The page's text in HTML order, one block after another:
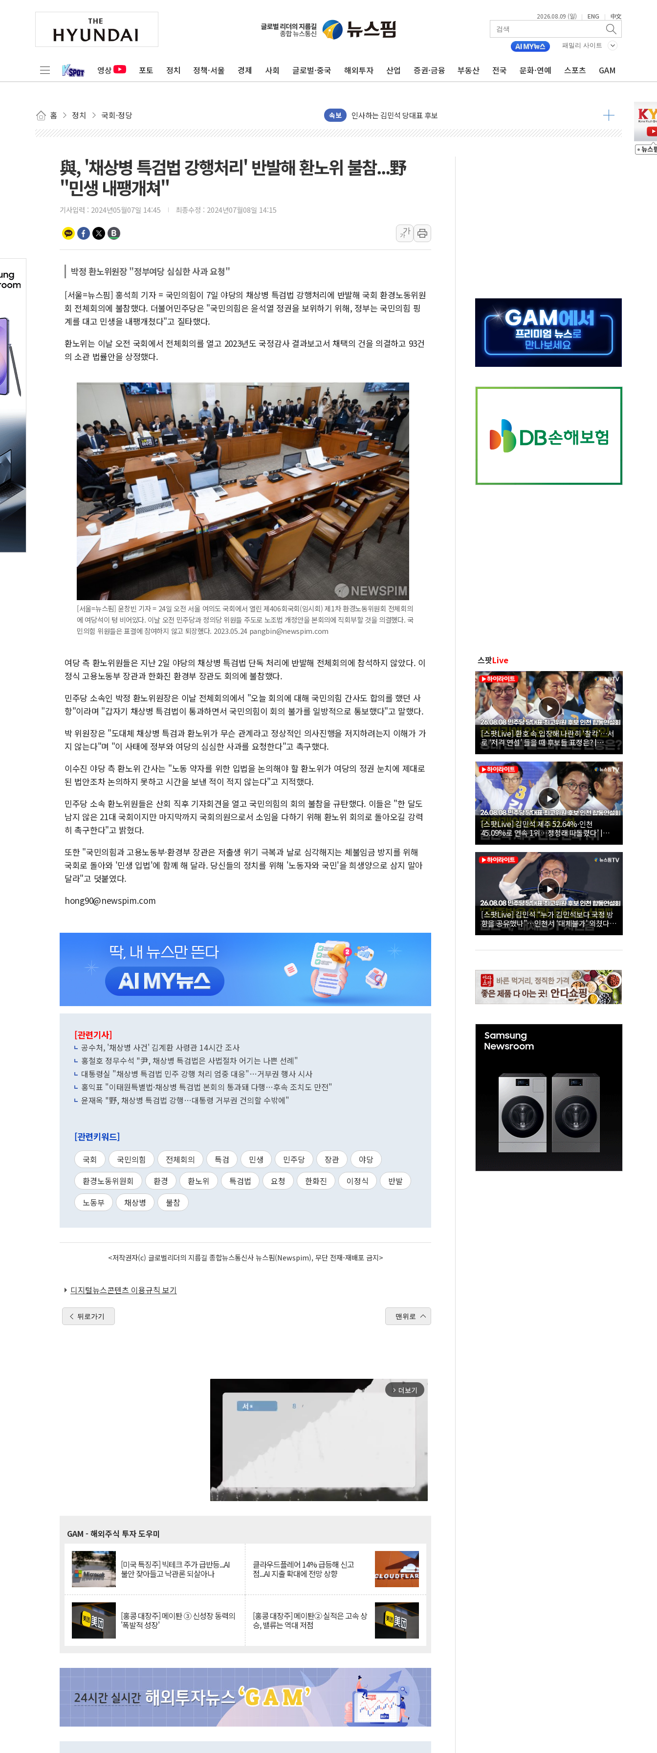
2026.08.09 (일) | ENG | 中文
패밀리 사이트
영상 포토 정치 정책·서울 경제 사회 글로벌·중국 해외투자 산업 증권·금융 부동산 전국 문화·연예 스포츠 GAM
홈 정치 국회·정당 속보
포항시 재난예산 40억 긴급 투입…고수온 양식장 복구·지원 '총력'
울진·영덕 '호우특보'-포항 '산사태 주의보'...경북도, 호우 피해·통제구간 없어
[종합] 김민석, 정청래에 '0.86%p' 차 재역전 성공...金 45.42% vs 鄭 44.56%
인천 합동연설회 나선 송영길·정청래·김민석 당대표 후보
인사하는 김민석 당대표 후보
[속보] 민주, 제주·인천 경선 결과 발표...김민석 47.75% 정청래 42.08%
[속보] 민주, 제주 경선 결과 발표...김민석 52.64% 정청래 39.89% 송영길 7.47%
이번주 국내 주요 금융일정(8.10~8.14)
서울 중랑구 주택가서 흉기 난동…60대 남성 2명 숨져
李대통령 "결혼 때문에 손해 보는 일 없게"…'결혼 페널티' 22개 과제 손본다
인천 선재도 갯벌서 해루질 중 실종 60대 나흘만에 숨진 채 발견
인천서 말다툼 중 어머니 흉기 살해 10대 아들 체포
'화합' 꺼낸 김민석에 '뻔뻔' 받아친 정청래…제주 연설서 신경전 고조
與, '채상병 특검법 강행처리' 반발해 환노위 불참...野
"민생 내팽개쳐"
기사입력 : 2024년05월07일 14:45 최종수정 : 2024년07월08일 14:15
가
가
박정 환노위원장 "정부여당 심심한 사과 요청"
[서울=뉴스핌] 홍석희 기자 = 국민의힘이 7일 야당의 채상병 특검법 강행처리에 반발해 국회 환경노동위원
회 전체회의에 불참했다. 더불어민주당은 "국민의힘은 윤석열 정권을 보위하기 위해, 정부는 국민의힘 핑
계를 대고 민생을 내팽개쳤다"고 질타했다.
환노위는 이날 오전 국회에서 전체회의를 열고 2023년도 국정감사 결과보고서 채택의 건을 의결하고 93건
의 소관 법률안을 상정했다.
[서울=뉴스핌] 윤창빈 기자 = 24일 오전 서울 여의도 국회에서 열린 제406회국회(임시회) 제1차 환경노동위원회 전체회의
에 여당석이 텅 비어있다. 이날 오전 민주당과 정의당 위원들 주도로 노조법 개정안을 본회의에 직회부할 것을 의결했다. 국
민의힘 위원들은 표결에 참여하지 않고 퇴장했다. 2023.05.24 pangbin@newspim.com
여당 측 환노위원들은 지난 2일 야당의 채상병 특검법 단독 처리에 반발해 전체회의에 참석하지 않았다. 이
정식 고용노동부 장관과 한화진 환경부 장관도 회의에 불참했다.
민주당 소속인 박정 환노위원장은 이날 전체회의에서 "오늘 회의에 대해 국민의힘 간사도 합의를 했던 사
항"이라며 "갑자기 채상병 특검법이 통과하면서 국민의힘이 회의 불가를 일방적으로 통보했다"고 말했다.
박 위원장은 "도대체 채상병 특검과 환노위가 무슨 관계라고 정상적인 의사진행을 저지하려는지 이해가 가
지 않는다"며 "이 사태에 정부와 여당의 심심한 사과를 요청한다"고 촉구했다.
이수진 야당 측 환노위 간사는 "노동 약자를 위한 입법을 논의해야 할 환노위가 여당의 정권 눈치에 제대로
된 법안조차 논의하지 못하고 시간을 보낸 적이 적지 않는다"고 지적했다.
민주당 소속 환노위원들은 산회 직후 기자회견을 열고 국민의힘의 회의 불참을 규탄했다. 이들은 "한 달도
남지 않은 21대 국회이지만 마지막까지 국회의원으로서 소임을 다하기 위해 환노위 회의로 돌아오길 강력
히 촉구한다"고 밝혔다.
또한 "국민의힘과 고용노동부·환경부 장관은 저출생 위기 극복과 날로 심각해지는 체불임금 방지를 위해
국회로 돌아와 '민생 입법'에 함께 해 달라. 당신들의 정치를 위해 '노동자와 국민'을 희생양으로 삼지 말아
달라"고 덧붙였다.
hong90@newspim.com
[관련기사]
공수처, '채상병 사건' 김계환 사령관 14시간 조사
홍철호 정무수석 "尹, 채상병 특검법은 사법절차 어기는 나쁜 선례"
대통령실 "채상병 특검법 민주 강행 처리 엄중 대응"…거부권 행사 시사
홍익표 "이태원특별법·채상병 특검법 본회의 통과돼 다행…후속 조치도 만전"
윤재옥 "野, 채상병 특검법 강행…대통령 거부권 건의할 수밖에"
[관련키워드]
국회 국민의힘 전체회의 특검 민생 민주당 장관
야당
환경노동위원회
환경 환노위 특검법 요청 한화진 이정식
반발
노동부
채상병 불참
<저작권자(c) 글로벌리더의 지름길 종합뉴스통신사 뉴스핌(Newspim), 무단 전재-재배포 금지>
디지털뉴스콘텐츠 이용규칙 보기
뒤로가기 맨위로
arrow_forward_ios 더보기
GAM - 해외주식 투자 도우미
[미국 특징주] 빅테크 주가 급반등...AI
불안 잦아들고 낙관론 되살아나
클라우드플레어 14% 급등해 신고
점...AI 지출 확대에 전망 상향
[홍콩 대장주] 메이퇀 ③ 신성장 동력의
'폭발적 성장'
[홍콩 대장주] 메이퇀② 실적은 고속 상
승, 밸류는 역대 저점
스팟Live
[스팟Live] 환호 속 입장해 나란히 ‘찰칵’…서
로 ‘저격 연설’ 들을 때 후보들 표정은? |
26.08.08 더불어민주당 당대표·최고위원 후
보 인천 합동연설회
[스팟Live] 김민석 제주 52.64%·인천
45.09%로 연속 1위…정청래 따돌렸다’ |
26.08.08 더불어민주당 당대표·최고위원 후
보 인천 합동연설회
[스팟Live] 김민석 “누가 김민석보다 국정 방
향을 공유했나”…인천서 ‘대체불가’ 외쳤다 |
26.08.08 더불어민주당 당대표·최고위원 후